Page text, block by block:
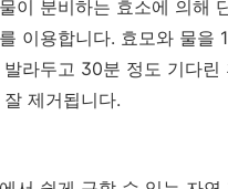
이 분비하는 효소에 의해
이용합니다. 효모와 물을
라두고 30분 정도 기다린
제거됩니다.